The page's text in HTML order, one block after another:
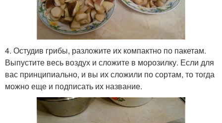
4. Остудив грибы, разложите их компактно по пакетам.
Выпустите весь воздух и сложите в морозилку. Если для
вас принципиально, и вы их сложили по сортам, то тогда
можно еще и подписать их название.